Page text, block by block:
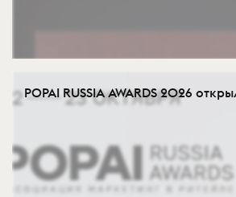
POPAI RUSSIA AWARDS 2026